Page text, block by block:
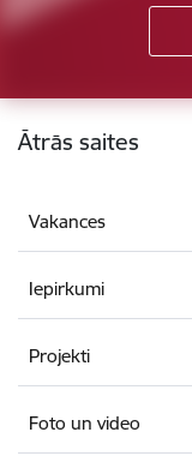
Kājene
Ātrās saites
Vakances
Iepirkumi
Projekti
Foto un video